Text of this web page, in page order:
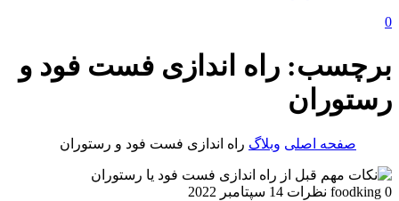
0
برچسب: راه اندازی فست فود و
رستوران
صفحه اصلی وبلاگ راه اندازی فست فود و رستوران
foodking 0 نظرات 14 سپتامبر 2022